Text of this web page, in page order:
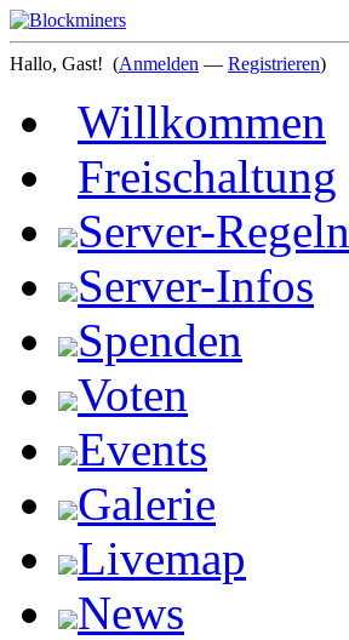
Hallo, Gast! (Anmelden — Registrieren)
Willkommen
Freischaltung
Server-Regeln
Server-Infos
Spenden
Voten
Events
Galerie
Livemap
News